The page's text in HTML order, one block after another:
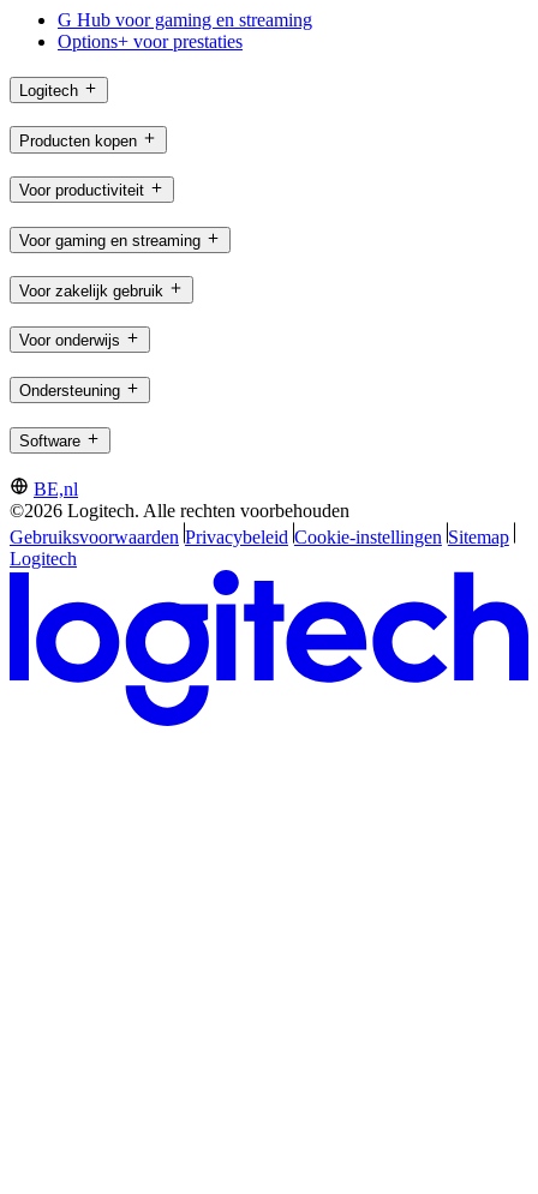
G Hub voor gaming en streaming
Options+ voor prestaties
Logitech
Producten kopen
Voor productiviteit
Voor gaming en streaming
Voor zakelijk gebruik
Voor onderwijs
Ondersteuning
Software
BE,nl
©2026 Logitech. Alle rechten voorbehouden
Gebruiksvoorwaarden Privacybeleid Cookie-instellingen Sitemap
Logitech